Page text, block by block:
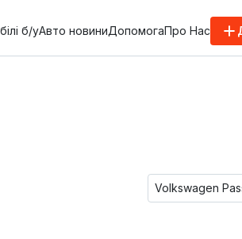
б/уАвто новиниДопомогаПро Нас
Volkswagen